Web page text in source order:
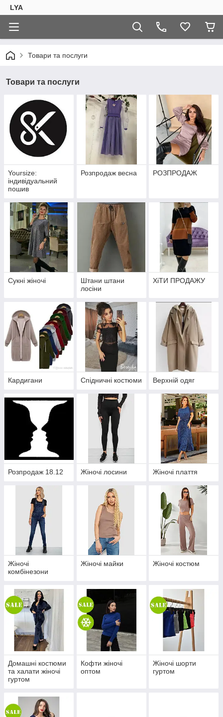
LYA
Товари та послуги
Товари та послуги
Yoursize:
індивідуальний
пошив
Розпродаж весна РОЗПРОДАЖ
Сукні жіночі
Штани штани
лосіни
ХіТИ ПРОДАЖУ
Кардигани Спідничні костюми Верхній одяг
Розпродаж 18.12 Жіночі лосини Жіночі плаття
Жіночі
комбінезони
Жіночі майки Жіночі костюм
Домашні костюми
та халати жіночі
гуртом
Кофти жіночі
оптом
Жіночі шорти
гуртом